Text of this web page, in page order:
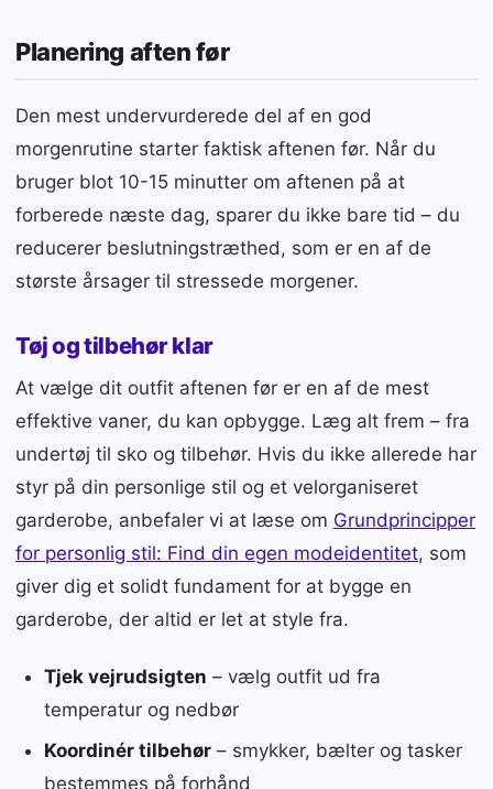
Planering aften før
Den mest undervurderede del af en god
morgenrutine starter faktisk aftenen før. Når du
bruger blot 10-15 minutter om aftenen på at
forberede næste dag, sparer du ikke bare tid – du
reducerer beslutningstræthed, som er en af de
største årsager til stressede morgener.
Tøj og tilbehør klar
At vælge dit outfit aftenen før er en af de mest
effektive vaner, du kan opbygge. Læg alt frem – fra
undertøj til sko og tilbehør. Hvis du ikke allerede har
styr på din personlige stil og et velorganiseret
garderobe, anbefaler vi at læse om Grundprincipper
for personlig stil: Find din egen modeidentitet, som
giver dig et solidt fundament for at bygge en
garderobe, der altid er let at style fra.
Tjek vejrudsigten – vælg outfit ud fra
temperatur og nedbør
Koordinér tilbehør– smykker, bælter og tasker
bestemmes på forhånd